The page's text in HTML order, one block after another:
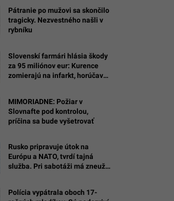
Pátranie po mužovi sa skončilo
tragicky. Nezvestného našli v
rybníku
Slovenskí farmári hlásia škody
za 95 miliónov eur: Kurence
zomierajú na infarkt, horúčavy
MIMORIADNE: Požiar v
Slovnafte pod kontrolou,
príčina sa bude vyšetrovať
Rusko pripravuje útok na
Európu a NATO, tvrdí tajná
služba. Pri sabotáži má zneužiť
Polícia vypátrala oboch 17-